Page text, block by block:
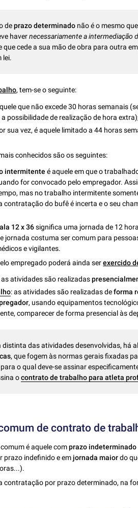
deprazo determinado não é o mesmo
havernecessariamente a intermediação
cede a sua mão de obra para outra
lei.
, tem-se o seguinte:
que não excede 30 horas semanais
possibilidade de realização de hora
sua vez, é aquele limitado a 44 horas
conhecidos são os seguintes:
intermitenteé aquele em que o
for convocado pelo empregador.
mas no trabalho intermitente
contratação do bufê é incerta e o seu
12 x 36significa uma jornada de 12
jornada costuma ser comum para
e vigilantes.
empregado poderá ainda serexercido
as atividades são realizadas
: as atividades são realizadas deforma
, usando equipamentos
comparecer de forma presencialàs
distinta das atividades desenvolvidas, há
, que fogem às normas gerais fixadas
para o qual deve-se assinar
ocontrato de trabalho para atleta
de contrato de
é aquele comprazo indeterminado
indefinido e emjornada maiordo
contratação por prazo determinado, na